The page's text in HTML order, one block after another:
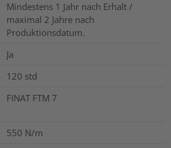
Mindestens 1 Jahr nach Erhalt /
maximal 2 Jahre nach
Produktionsdatum.
Ja
120 std
FINAT FTM 7
550 N/m